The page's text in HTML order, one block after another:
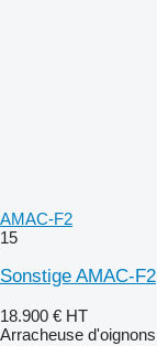
AMAC-F2
15
Sonstige AMAC-F2
18.900 € HT
Arracheuse d'oignons